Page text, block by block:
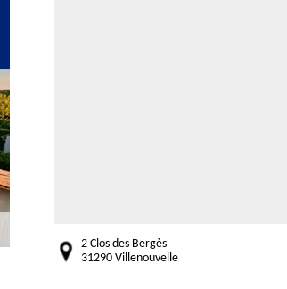
2 Clos des Bergès
31290 Villenouvelle